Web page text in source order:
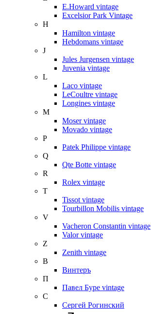
E.Howard vintage
Excelsior Park Vintage
H
Hamilton vintage
Hebdomans vintage
J
Jules Jurgensen vintage
Juvenia vintage
L
Laco vintage
LeCoultre vintage
Longines vintage
M
Moser vintage
Movado vintage
P
Patek Philippe vintage
Q
Qte Botte vintage
R
Rolex vintage
T
Tissot vintage
Tourbillon Mobilis vintage
V
Vacheron Constantin vintage
Valor vintage
Z
Zenith vintage
В
Винтеръ
П
Павел Буре vintage
С
Сергей Рогинский